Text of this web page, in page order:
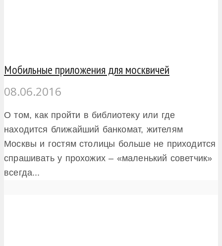
Мобильные приложения для москвичей
08.06.2016
О том, как пройти в библиотеку или где
находится ближайший банкомат, жителям
Москвы и гостям столицы больше не приходится
спрашивать у прохожих – «маленький советчик»
всегда...